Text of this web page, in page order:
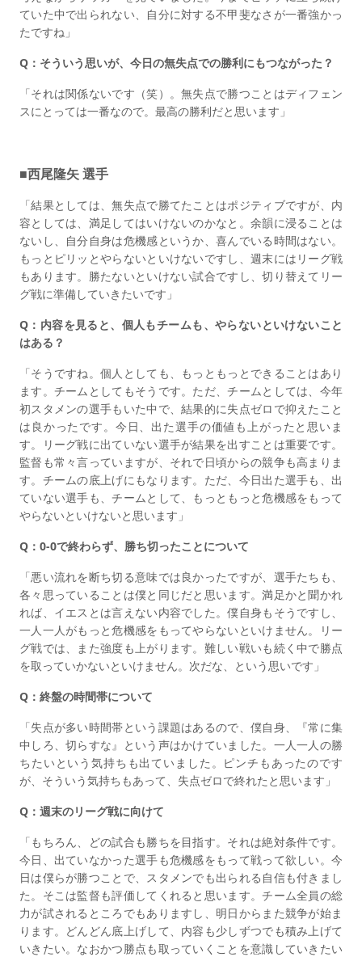
ていた中で出られない、自分に対する不甲斐なさが一番強かっ
たですね」
Q：そういう思いが、今日の無失点での勝利にもつながった？
「それは関係ないです（笑）。無失点で勝つことはディフェン
スにとっては一番なので。最高の勝利だと思います」
■西尾隆矢 選手
「結果としては、無失点で勝てたことはポジティブですが、内
容としては、満足してはいけないのかなと。余韻に浸ることは
ないし、自分自身は危機感というか、喜んでいる時間はない。
もっとピリッとやらないといけないですし、週末にはリーグ戦
もあります。勝たないといけない試合ですし、切り替えてリー
グ戦に準備していきたいです」
Q：内容を見ると、個人もチームも、やらないといけないこと
はある？
「そうですね。個人としても、もっともっとできることはあり
ます。チームとしてもそうです。ただ、チームとしては、今年
初スタメンの選手もいた中で、結果的に失点ゼロで抑えたこと
は良かったです。今日、出た選手の価値も上がったと思いま
す。リーグ戦に出ていない選手が結果を出すことは重要です。
監督も常々言っていますが、それで日頃からの競争も高まりま
す。チームの底上げにもなります。ただ、今日出た選手も、出
ていない選手も、チームとして、もっともっと危機感をもって
やらないといけないと思います」
Q：0-0で終わらず、勝ち切ったことについて
「悪い流れを断ち切る意味では良かったですが、選手たちも、
各々思っていることは僕と同じだと思います。満足かと聞かれ
れば、イエスとは言えない内容でした。僕自身もそうですし、
一人一人がもっと危機感をもってやらないといけません。リー
グ戦では、また強度も上がります。難しい戦いも続く中で勝点
を取っていかないといけません。次だな、という思いです」
Q：終盤の時間帯について
「失点が多い時間帯という課題はあるので、僕自身、『常に集
中しろ、切らすな』という声はかけていました。一人一人の勝
ちたいという気持ちも出ていました。ピンチもあったのです
が、そういう気持ちもあって、失点ゼロで終れたと思います」
Q：週末のリーグ戦に向けて
「もちろん、どの試合も勝ちを目指す。それは絶対条件です。
今日、出ていなかった選手も危機感をもって戦って欲しい。今
日は僕らが勝つことで、スタメンでも出られる自信も付きまし
た。そこは監督も評価してくれると思います。チーム全員の総
力が試されるところでもありますし、明日からまた競争が始ま
ります。どんどん底上げして、内容も少しずつでも積み上げて
いきたい。なおかつ勝点も取っていくことを意識していきたい